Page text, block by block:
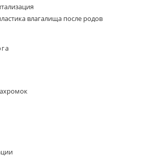
влагалища после родов